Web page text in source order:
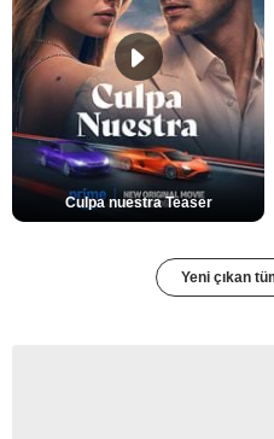
Culpa nuestra Teaser
Yeni çıkan